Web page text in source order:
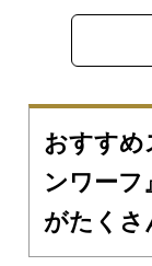
おすす
ンワーフ
がたくさ